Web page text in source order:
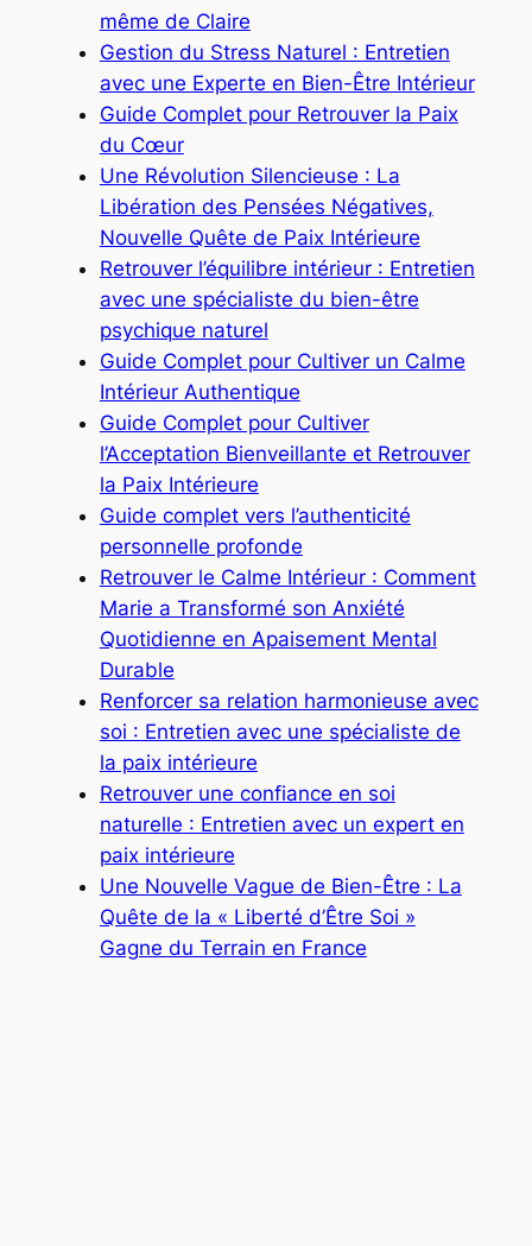
même de Claire
Gestion du Stress Naturel : Entretien
avec une Experte en Bien-Être Intérieur
Guide Complet pour Retrouver la Paix
du Cœur
Une Révolution Silencieuse : La
Libération des Pensées Négatives,
Nouvelle Quête de Paix Intérieure
Retrouver l’équilibre intérieur : Entretien
avec une spécialiste du bien-être
psychique naturel
Guide Complet pour Cultiver un Calme
Intérieur Authentique
Guide Complet pour Cultiver
l’Acceptation Bienveillante et Retrouver
la Paix Intérieure
Guide complet vers l’authenticité
personnelle profonde
Retrouver le Calme Intérieur : Comment
Marie a Transformé son Anxiété
Quotidienne en Apaisement Mental
Durable
Renforcer sa relation harmonieuse avec
soi : Entretien avec une spécialiste de
la paix intérieure
Retrouver une confiance en soi
naturelle : Entretien avec un expert en
paix intérieure
Une Nouvelle Vague de Bien-Être : La
Quête de la « Liberté d’Être Soi »
Gagne du Terrain en France